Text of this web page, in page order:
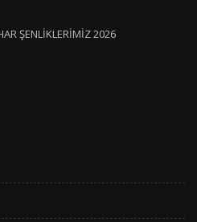
ŞENLİKLERİMİZ 2026